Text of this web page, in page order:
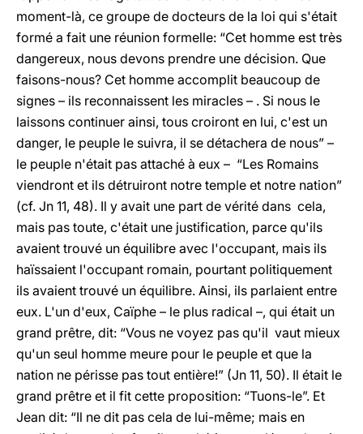
moment-là, ce groupe de docteurs de la loi qui s'était
formé a fait une réunion formelle: “Cet homme est très
dangereux, nous devons prendre une décision. Que
faisons-nous? Cet homme accomplit beaucoup de
signes – ils reconnaissent les miracles – . Si nous le
laissons continuer ainsi, tous croiront en lui, c'est un
danger, le peuple le suivra, il se détachera de nous” –
le peuple n'était pas attaché à eux – “Les Romains
viendront et ils détruiront notre temple et notre nation”
(cf. Jn 11, 48). Il y avait une part de vérité dans cela,
mais pas toute, c'était une justification, parce qu'ils
avaient trouvé un équilibre avec l'occupant, mais ils
haïssaient l'occupant romain, pourtant politiquement
ils avaient trouvé un équilibre. Ainsi, ils parlaient entre
eux. L'un d'eux, Caïphe – le plus radical –, qui était un
grand prêtre, dit: “Vous ne voyez pas qu'il vaut mieux
qu'un seul homme meure pour le peuple et que la
nation ne périsse pas tout entière!” (Jn 11, 50). Il était le
grand prêtre et il fit cette proposition: “Tuons-le”. Et
Jean dit: “Il ne dit pas cela de lui-même; mais en